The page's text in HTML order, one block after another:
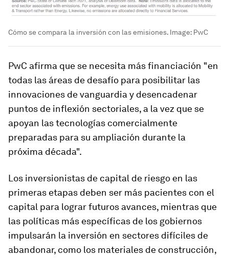
Cómo se compara la inversión con las emisiones. Image: PwC
PwC afirma que se necesita más financiación "en
todas las áreas de desafío para posibilitar las
innovaciones de vanguardia y desencadenar
puntos de inflexión sectoriales, a la vez que se
apoyan las tecnologías comercialmente
preparadas para su ampliación durante la
próxima década".
Los inversionistas de capital de riesgo en las
primeras etapas deben ser más pacientes con el
capital para lograr futuros avances, mientras que
las políticas más específicas de los gobiernos
impulsarán la inversión en sectores difíciles de
abandonar, como los materiales de construcción,